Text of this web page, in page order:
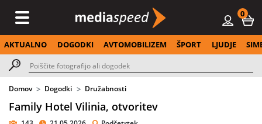
0
AKTUALNO DOGODKI AVTOMOBILIZEM ŠPORT LJUDJE
Domov Dogodki Družabnosti
Family Hotel Vilinia, otvoritev